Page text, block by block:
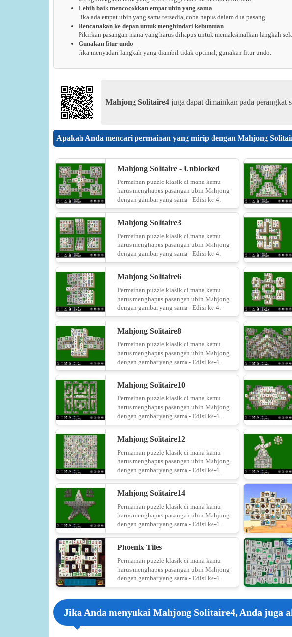
Lebih baik mencocokkan empat ubin yang sama
Jika ada empat ubin yang sama tersedia, coba hapus dalam dua pasang.
Rencanakan ke depan untuk menghindari kebuntuan
Pikirkan pasangan mana yang harus dihapus untuk memaksimalkan langkah
Gunakan fitur undo
Jika menyadari langkah yang diambil tidak optimal, gunakan fitur undo.
Mahjong Solitaire4 juga dapat dimainkan pada perangkat
Apakah Anda mencari permainan yang mirip dengan Mahjong
Mahjong Solitaire - Unblocked
Permainan puzzle klasik di mana kamu
harus menghapus pasangan ubin Mahjong
dengan gambar yang sama - Edisi ke-4.
Mahjong Solitaire3
Permainan puzzle klasik di mana kamu
harus menghapus pasangan ubin Mahjong
dengan gambar yang sama - Edisi ke-4.
Mahjong Solitaire6
Permainan puzzle klasik di mana kamu
harus menghapus pasangan ubin Mahjong
dengan gambar yang sama - Edisi ke-4.
Mahjong Solitaire8
Permainan puzzle klasik di mana kamu
harus menghapus pasangan ubin Mahjong
dengan gambar yang sama - Edisi ke-4.
Mahjong Solitaire10
Permainan puzzle klasik di mana kamu
harus menghapus pasangan ubin Mahjong
dengan gambar yang sama - Edisi ke-4.
Mahjong Solitaire12
Permainan puzzle klasik di mana kamu
harus menghapus pasangan ubin Mahjong
dengan gambar yang sama - Edisi ke-4.
Mahjong Solitaire14
Permainan puzzle klasik di mana kamu
harus menghapus pasangan ubin Mahjong
dengan gambar yang sama - Edisi ke-4.
Phoenix Tiles
Permainan puzzle klasik di mana kamu
harus menghapus pasangan ubin Mahjong
dengan gambar yang sama - Edisi ke-4.
Jika Anda menyukai Mahjong Solitaire4, Anda juga